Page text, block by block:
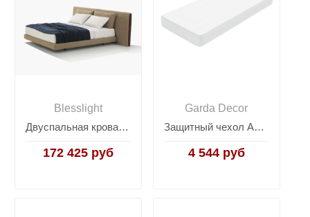
Blesslight
Двуспальная кровать Yume
172 425 руб
Garda Decor
Защитный чехол Aqua Save M для матраса 53-ASM-160
4 544 руб